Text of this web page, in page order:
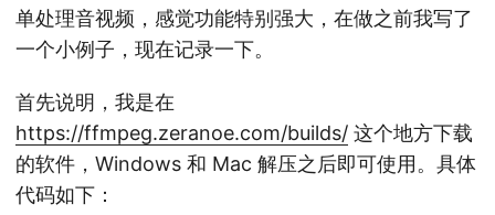
单处理音视频，感觉功能特别强大，在做之前我写了
一个小例子，现在记录一下。
首先说明，我是在
https://ffmpeg.zeranoe.com/builds/ 这个地方下载
的软件，Windows 和 Mac 解压之后即可使用。具体
代码如下：